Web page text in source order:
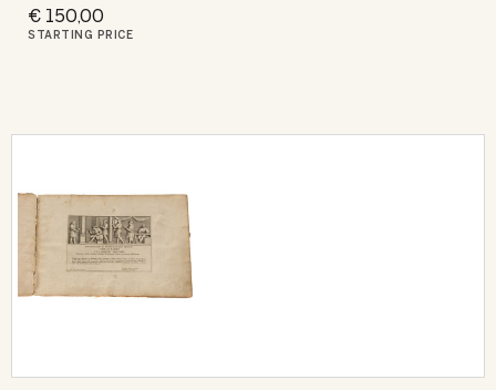
€ 150,00
STARTING PRICE